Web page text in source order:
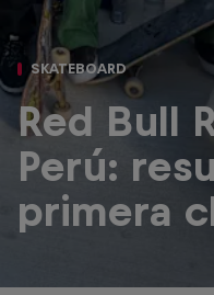
SKATEBOARD
Red Bull
Perú:
primera